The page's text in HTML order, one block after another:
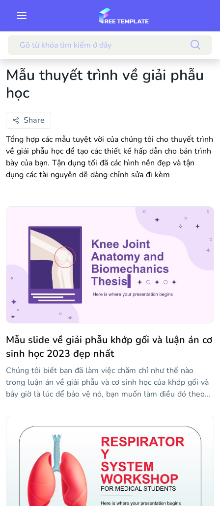
Mẫu thuyết trình về giải phẫu
học
Share
Tổng hợp các mẫu tuyệt vời của chúng tôi cho thuyết trình
về giải phẫu học để tạo các thiết kế hấp dẫn cho bản trình
bày của bạn. Tận dụng tối đã các hình nền đẹp và tận
dụng các tài nguyên dễ dàng chỉnh sửa đi kèm
Mẫu slide về giải phẫu khớp gối và luận án cơ
sinh học 2023 đẹp nhất
Chúng tôi biết bạn đã làm việc chăm chỉ như thế nào
trong luận án về giải phẫu và cơ sinh học của khớp gối và
bây giờ là lúc để bảo vệ nó, bạn muốn làm điều đó theo
học tập này với điểm số tốt nhất có thể. Đây là những gì
bạn đang tìm kiếm! Chúng tôi đã thiết kế một bài thuyết
trình với cấu trúc phù hợp để bạn trình bày những điểm
phù hợp nhất trong luận án của mình và giải thích công
việc của bạn một cách chuyên nghiệp và rõ ràng. Bởi vì
chúng tôi muốn làm cho cuộc sống của bạn dễ dàng hơn,
bạn chỉ cần lấp đầy các slide với nội dung của mình và bạn
sẽ sẵn sàng để thành công.